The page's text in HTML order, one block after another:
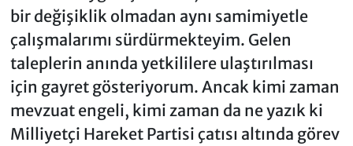
bir değişiklik olmadan aynı samimiyetle
çalışmalarımı sürdürmekteyim. Gelen
taleplerin anında yetkililere ulaştırılması
için gayret gösteriyorum. Ancak kimi zaman
mevzuat engeli, kimi zaman da ne yazık ki
Milliyetçi Hareket Partisi çatısı altında görev